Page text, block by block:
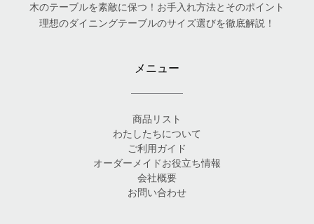
木のテーブルを素敵に保つ！お手入れ方法とそのポイント
理想のダイニングテーブルのサイズ選びを徹底解説！
メニュー
商品リスト
わたしたちについて
ご利用ガイド
オーダーメイドお役立ち情報
会社概要
お問い合わせ